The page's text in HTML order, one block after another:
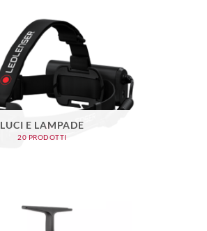
LUCI E LAMPADE
20 PRODOTTI